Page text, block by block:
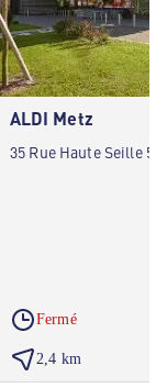
ALDI Metz
35 Rue Haute Seille
Fermé
2,4 km